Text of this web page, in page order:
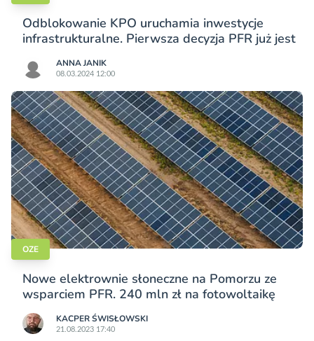
Odblokowanie KPO uruchamia inwestycje
infrastrukturalne. Pierwsza decyzja PFR już jest
ANNA JANIK
08.03.2024 12:00
OZE
Nowe elektrownie słoneczne na Pomorzu ze
wsparciem PFR. 240 mln zł na fotowoltaikę
KACPER ŚWISŁO­WSKI
21.08.2023 17:40